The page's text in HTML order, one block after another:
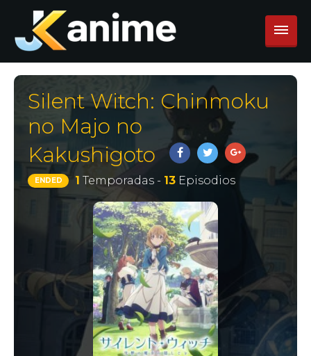
Silent Witch: Chinmoku
no Majo no
Kakushigoto
ENDED 1 Temporadas - 13Episodios